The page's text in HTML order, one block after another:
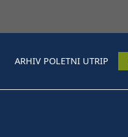
ARHIV POLETNI UTRIP